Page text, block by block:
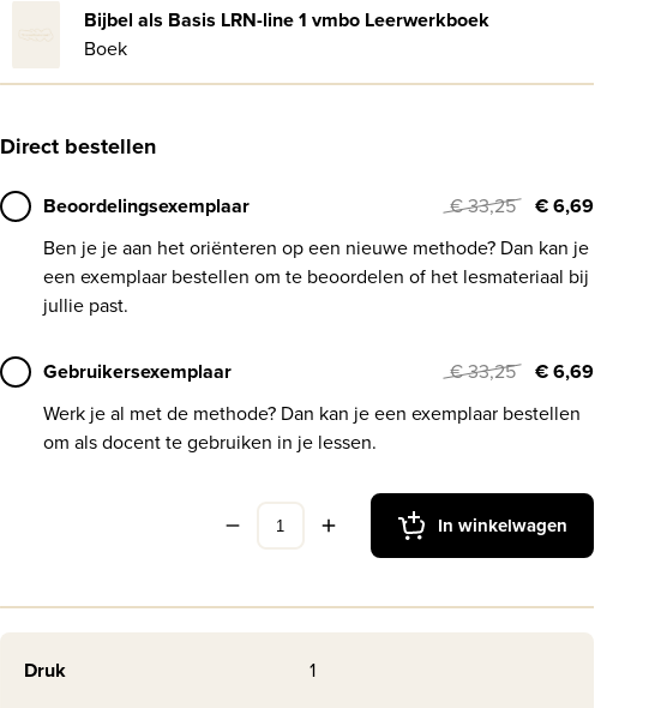
Bijbel als Basis LRN-line 1 vmbo Leerwerkboek
Boek
Direct bestellen
Beoordelingsexemplaar € 33,25
€ 6,69
Ben je je aan het oriënteren op een nieuwe methode? Dan kan je
een exemplaar bestellen om te beoordelen of het lesmateriaal bij
jullie past.
Gebruikersexemplaar € 33,25
€ 6,69
Werk je al met de methode? Dan kan je een exemplaar bestellen
om als docent te gebruiken in je lessen.
In winkelwagen
Druk
1